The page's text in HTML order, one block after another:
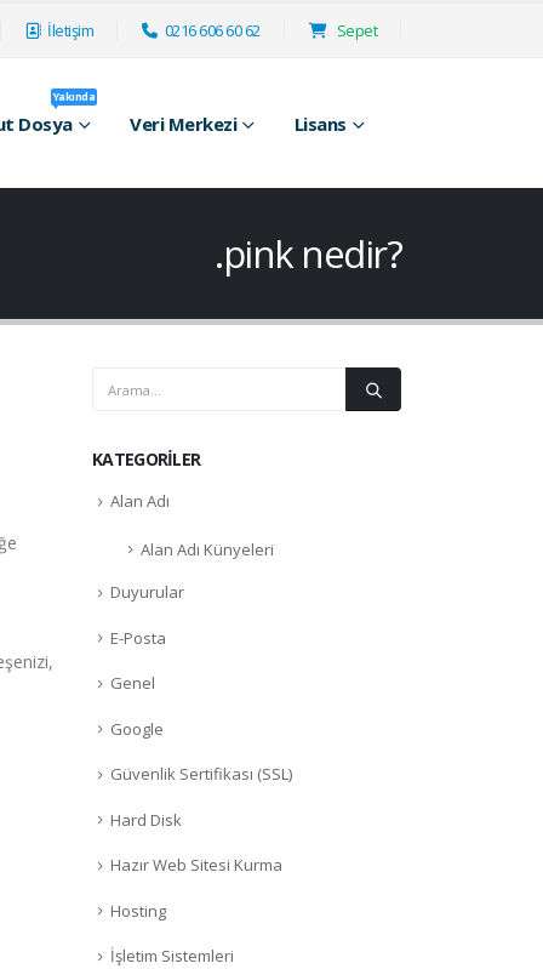
İletişim 0216 606 60 62 Sepet
Dosya
Yakında
Veri Merkezi Lisans
.pink nedir?
KATEGORILER
Alan Adı
Alan Adı Künyeleri
Duyurular
E-Posta
Genel
Google
Güvenlik Sertifikası (SSL)
Hard Disk
Hazır Web Sitesi Kurma
Hosting
İşletim Sistemleri